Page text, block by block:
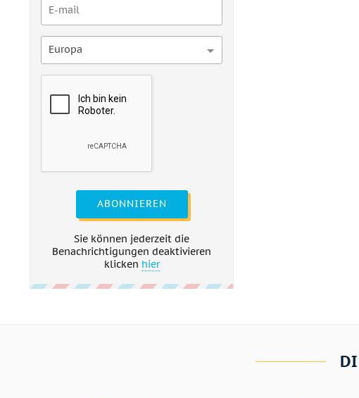
Europa
ABONNIEREN
Sie können jederzeit die
Benachrichtigungen deaktivieren
klicken hier